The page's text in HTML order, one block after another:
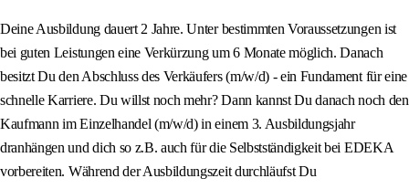
Deine Ausbildung dauert 2 Jahre. Unter bestimmten Voraussetzungen ist
bei guten Leistungen eine Verkürzung um 6 Monate möglich. Danach
besitzt Du den Abschluss des Verkäufers (m/w/d) - ein Fundament für eine
schnelle Karriere. Du willst noch mehr? Dann kannst Du danach noch den
Kaufmann im Einzelhandel (m/w/d) in einem 3. Ausbildungsjahr
dranhängen und dich so z.B. auch für die Selbstständigkeit bei EDEKA
vorbereiten. Während der Ausbildungszeit durchläufst Du